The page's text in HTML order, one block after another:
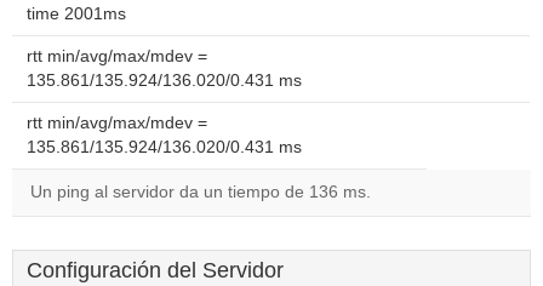
time 2001ms
rtt min/avg/max/mdev =
135.861/135.924/136.020/0.431 ms
rtt min/avg/max/mdev =
135.861/135.924/136.020/0.431 ms
Un ping al servidor da un tiempo de 136 ms.
Configuración del Servidor